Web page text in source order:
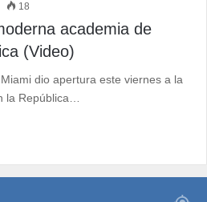
18
academia de
(Video)
dio apertura este viernes a la
la República…